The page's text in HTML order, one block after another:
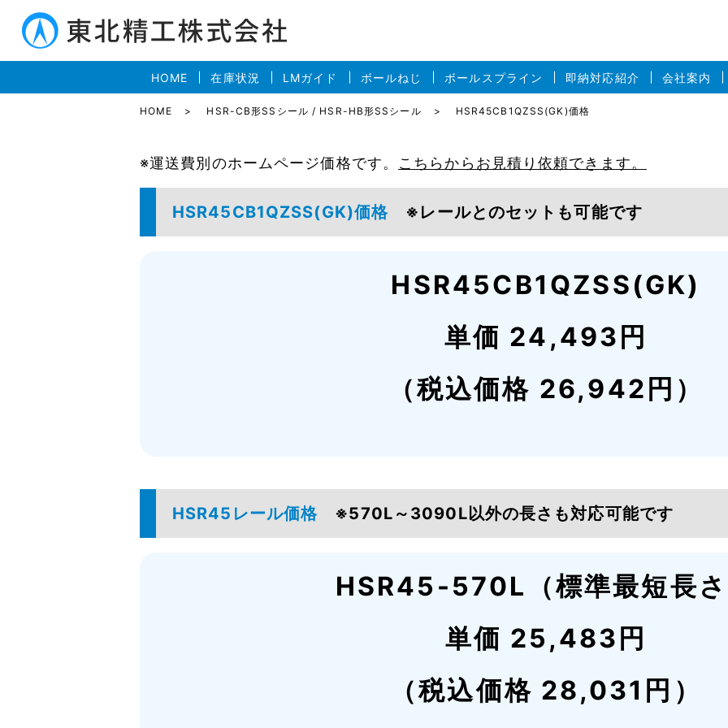
HOME 在庫状況 LMガイド ボールねじ ボールスプライン 即納対応紹介 会社案内
HOME HSR-CB形SSシール / HSR-HB形SSシール HSR45CB1QZSS(GK)価格
※運送費別のホームページ価格です。 こちらからお見積り依頼できます。
HSR45CB1QZSS(GK)価格 ※レールとのセットも可能です
HSR45CB1QZSS(GK)
単価 24,493円
（税込価格 26,942円）
HSR45レール価格 ※570L～3090L以外の長さも対応可能です
HSR45-570L（標準最短長
単価 25,483円
（税込価格 28,031円）